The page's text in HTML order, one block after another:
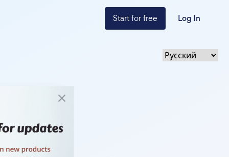
Start for free Log In